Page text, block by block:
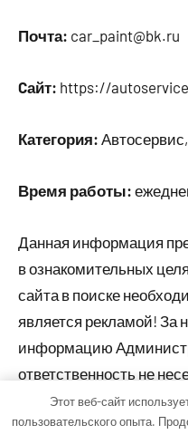
Почта: car_paint@bk.ru
Cайт: https://
Категория:
Время работы:
Данная информация
в ознакомительных
сайта в поиске
является рекламой!
информацию
ответственность не
Этот веб-сайт
пользовательского опыта.